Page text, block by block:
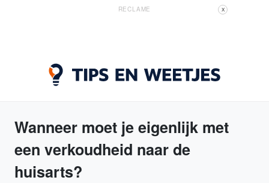
RECLAME X
Wanneer moet je eigenlijk met
een verkoudheid naar de
huisarts?